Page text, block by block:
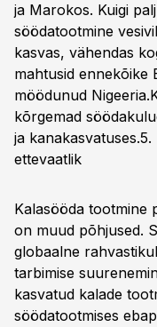
ja Marokos. Kuigi
söödatootmine
kasvas, vähendas
mahtusid ennekõike
möödunud
kõrgemad
ja kanakasvatuses.5.
ettevaatlik
Kalasööda tootmine
on muud põhjused.
globaalne
tarbimise
kasvatud kalade
söödatootmises